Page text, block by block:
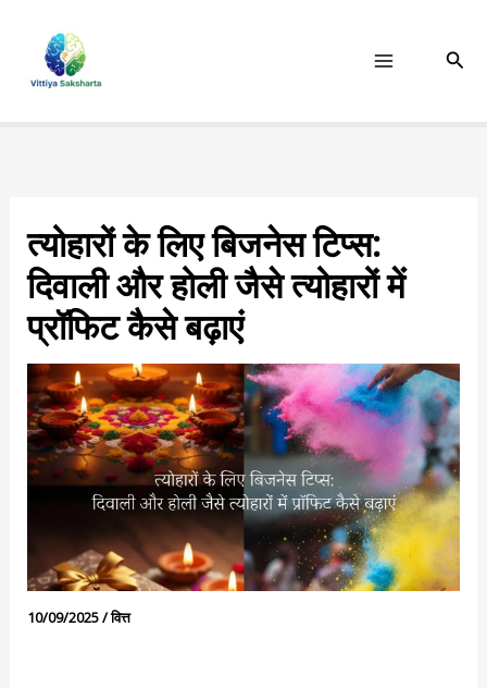
content
त्योहारों के लिए बिजनेस टिप्स:
दिवाली और होली जैसे त्योहारों में
प्रॉफिट कैसे बढ़ाएं
10/09/2025/वित्त